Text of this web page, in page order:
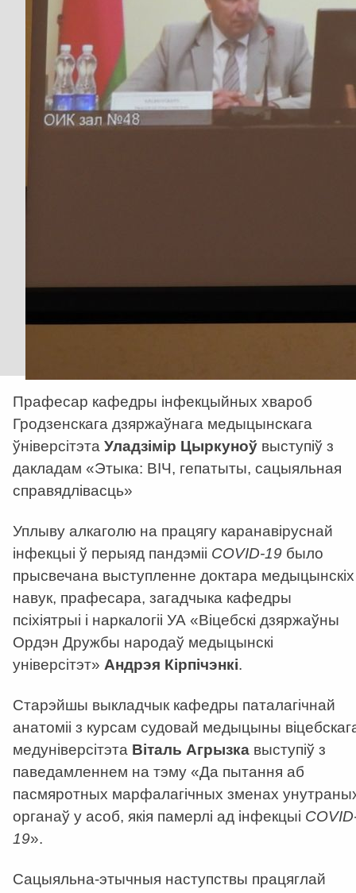
Прафесар кафедры інфекцыйных хвароб
Гродзенскага дзяржаўнага медыцынскага
ўніверсітэта Уладзімір Цыркуноў выступіў з
дакладам «Этыка: ВІЧ, гепатыты, сацыяльная
справядлівасць»
Уплыву алкаголю на працягу каранавіруснай
інфекцыі ў перыяд пандэміі COVID-19 было
прысвечана выступленне доктара медыцынскіх
навук, прафесара, загадчыка кафедры
псіхіятрыі і наркалогіі УА «Віцебскі дзяржаўны
Ордэн Дружбы народаў медыцынскі
універсітэт» Андрэя Кірпічэнкі.
Старэйшы выкладчык кафедры паталагічнай
анатоміі з курсам судовай медыцыны
медуніверсітэта Віталь Агрызка выступіў з
паведамленнем на тэму «Да пытання аб
пасмяротных марфалагічных зменах
органаў у асоб, якія памерлі ад інфекцыі
19».
Сацыяльна-этычныя наступствы працяглай